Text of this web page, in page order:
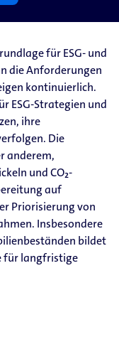
für ESG- und
die Anforderungen
kontinuierlich.
ESG-Strategien und
ihre
Die
anderem,
und CO₂-
auf
Priorisierung von
Insbesondere
bildet
für langfristige